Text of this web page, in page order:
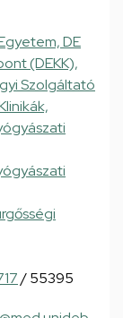
DE
(DEKK),
Szolgáltató
/ 55395